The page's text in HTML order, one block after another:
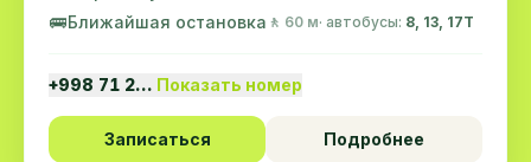
🚌Ближайшая остановка 🚶 60 м· автобусы: 8, 13, 17T
+998 71 2… Показать номер
Записаться Подробнее